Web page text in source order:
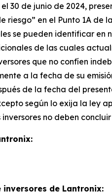
30 de junio de 2024,
en el Punto 1A de
se pueden identificar en
de las cuales
que no confíen
a la fecha de su
de la fecha del
según lo exija la ley
no deben
de Lantronix: